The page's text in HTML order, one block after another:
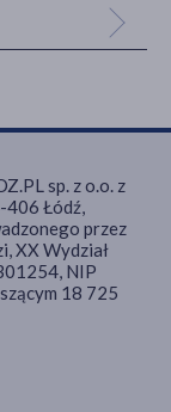
sp. z o.o. z
406 Łódź,
przez
XX Wydział
NIP
18 725